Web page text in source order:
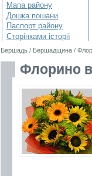
Мапа району
Дошка пошани
Паспорт району
Сторінками історії
Бершадь / Бершадщина /
Флорино